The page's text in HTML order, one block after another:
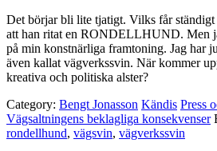
Det börjar bli lite tjatigt. Vilks får
att han ritat en RONDELLHUND. Men
på min konstnärliga framtoning. Jag har
även kallat vägverkssvin. När kommer
kreativa och politiska alster?
Category: Bengt Jonasson Kändis Press
Vägsaltningens beklagliga konsekvenser
rondellhund, vägsvin, vägverkssvin